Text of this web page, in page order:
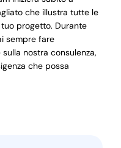
che illustra tutte le
progetto. Durante
sempre fare
nostra consulenza,
che possa